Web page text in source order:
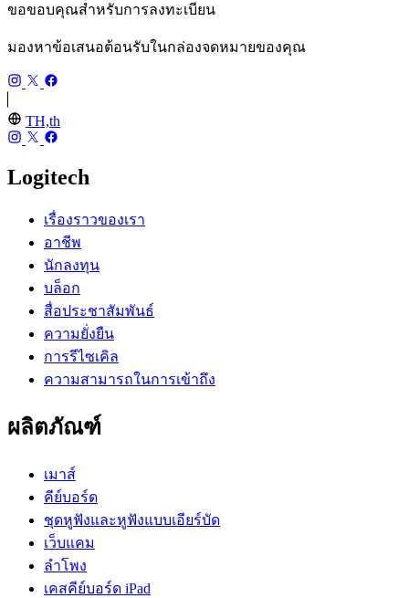
ขอขอบคุณสำหรับการลงทะเบียน
มองหาข้อเสนอต้อนรับในกล่องจดหมายของคุณ
TH,th
Logitech
เรื่องราวของเรา
อาชีพ
นักลงทุน
บล็อก
สื่อประชาสัมพันธ์
ความยั่งยืน
การรีไซเคิล
ความสามารถในการเข้าถึง
ผลิตภัณฑ์
เมาส์
คีย์บอร์ด
ชุดหูฟังและหูฟังแบบเอียร์บัด
เว็บแคม
ลำโพง
เคสคีย์บอร์ด iPad